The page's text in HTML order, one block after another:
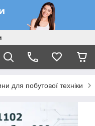
для побутової техніки